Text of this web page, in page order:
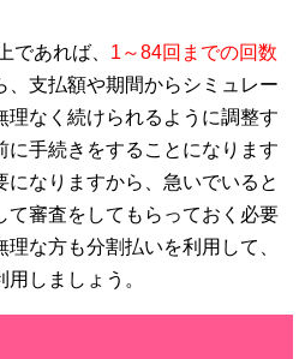
あれば、 1～84回までの回数
、支払額や期間からシミュレー
理なく続けられるように調整す
に手続きをすることになります
なりますから、急いでいると
て審査をしてもらっておく必要
な方も分割払いを利用して、
しましょう。